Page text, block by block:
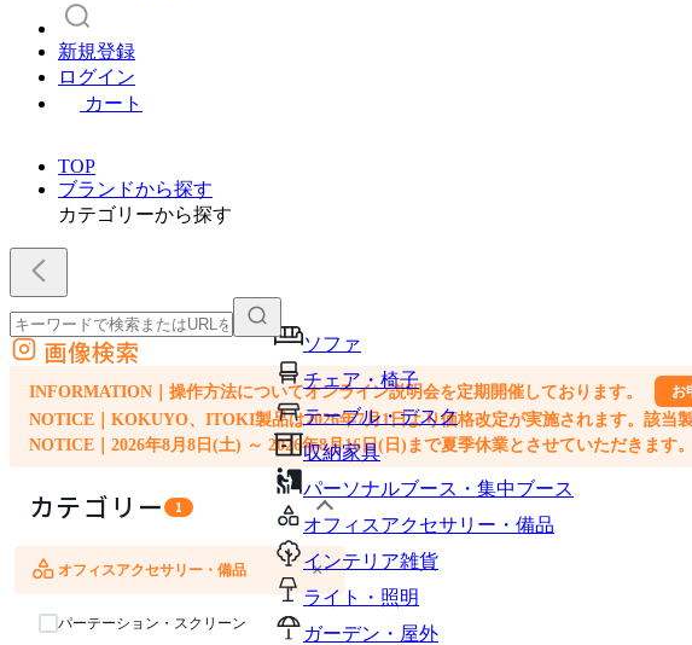
新規登録
ログイン
カート
TOP
ブランドから探す
カテゴリーから探す
ソファ
チェア・椅子
テーブル・デスク
収納家具
パーソナルブース・集中ブース
オフィスアクセサリー・備品
インテリア雑貨
ライト・照明
ガーデン・屋外
外部サイトの商品をカートに追加
他のサイトで見つけた商品ページのURLを貼り付けて、カートに追加できます
画像検索
INFORMATION｜操作方法についてオンライン説明会を定期開催しております。 お
NOTICE｜KOKUYO、ITOKI製品は2026年7月1日より価格改定が実施されます。該当
NOTICE｜2026年8月8日(土) ～ 2026年8月16日(日)まで夏季休業とさせていただきます。
カテゴリー 1
ソファ
チェア・椅子
テーブル・デスク
収納家具
オフィスアクセサリー・備品 ×
パーテーション・スクリーン